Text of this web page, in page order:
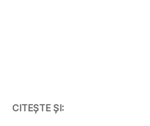
CITEȘTE ȘI: